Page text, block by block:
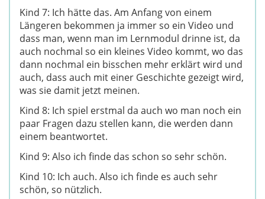
Kind 7: Ich hätte das. Am Anfang von einem
Längeren bekommen ja immer so ein Video und
dass man, wenn man im Lernmodul drinne ist, da
auch nochmal so ein kleines Video kommt, wo das
dann nochmal ein bisschen mehr erklärt wird und
auch, dass auch mit einer Geschichte gezeigt wird,
was sie damit jetzt meinen.
Kind 8: Ich spiel erstmal da auch wo man noch ein
paar Fragen dazu stellen kann, die werden dann
einem beantwortet.
Kind 9: Also ich finde das schon so sehr schön.
Kind 10: Ich auch. Also ich finde es auch sehr
schön, so nützlich.